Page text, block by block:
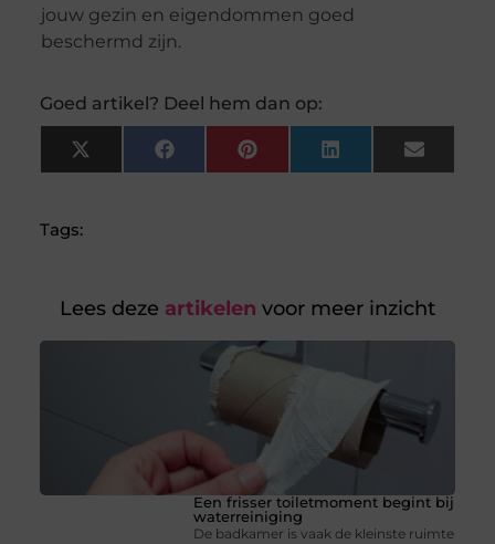
jouw gezin en eigendommen goed
beschermd zijn.
Goed artikel? Deel hem dan op:
X
(Twitter)
FacebookPinterest LinkedIn Email
Tags:
Lees deze artikelen voor meer inzicht
Een frisser toiletmoment begint bij
waterreiniging
De badkamer is vaak de kleinste ruimte